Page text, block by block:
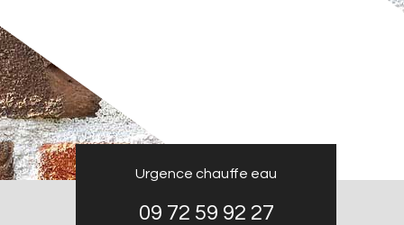
Urgence chauffe eau
09 72 59 92 27